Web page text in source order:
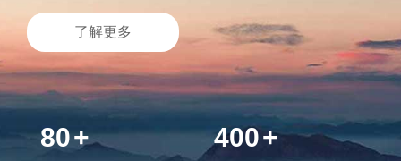
了解更多
80+ 400+